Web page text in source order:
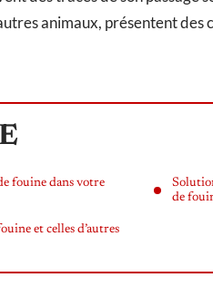
animaux, présentent
fouine dans votre
et celles d’autres
de